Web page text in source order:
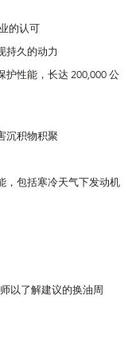
的认可
持久的动力
护性能，长达 200,000 公
沉积物积聚
，包括寒冷天气下发动机
以了解建议的换油周